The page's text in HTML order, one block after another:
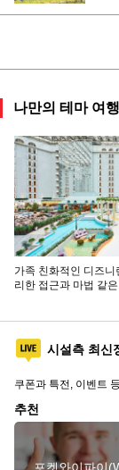
나만의 테마 여행
가족 친화적인 디즈
리한 접근과 마법 같
시설측 최신
쿠폰과 특전, 이벤트
추천
포켓와이파이